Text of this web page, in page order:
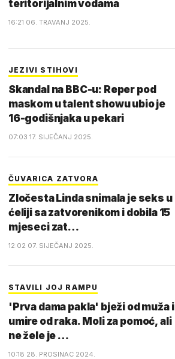
teritorijalnim vodama
16:21 06. TRAVANJ 2025.
JEZIVI STIHOVI
Skandal na BBC-u: Reper pod
maskom u talent showu ubio je
16-godišnjaka u pekari
07:03 17. SIJEČANJ 2025.
ČUVARICA ZATVORA
Zločesta Linda snimala je seks u
ćeliji sa zatvorenikom i dobila 15
mjeseci zat…
12:02 07. SIJEČANJ 2025.
STAVILI JOJ RAMPU
'Prva dama pakla' bježi od muža i
umire od raka. Moli za pomoć, ali
ne žele je …
10:18 28. PROSINAC 2024.